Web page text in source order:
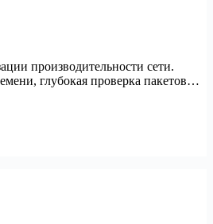
производительности сети.
глубокая проверка пакетов…